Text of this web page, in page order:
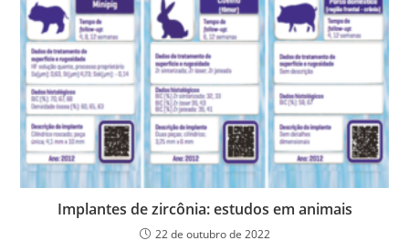
Implantes de zircônia: estudos em animais
22 de outubro de 2022